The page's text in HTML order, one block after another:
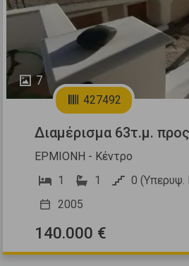
7
427492
Διαμέρισμα 63τ.μ.
ΕΡΜΙΟΝΗ - Κέντρο
1
1 0 (Υπερυψ.
2005
140.000 €